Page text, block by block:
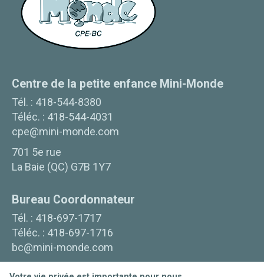
Centre de la petite enfance Mini-Monde
Tél. : 418-544-8380
Téléc. : 418-544-4031
cpe@mini-monde.com
701 5e rue
La Baie (QC) G7B 1Y7
Bureau Coordonnateur
Tél. : 418-697-1717
Téléc. : 418-697-1716
bc@mini-monde.com